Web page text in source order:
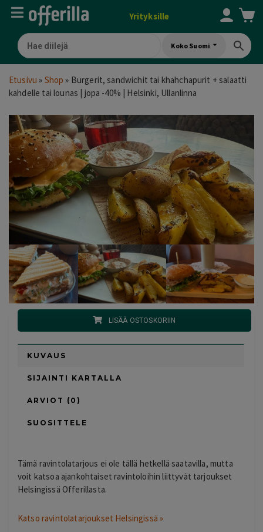
Yrityksille
Koko Suomi
Etusivu » Shop » Burgerit, sandwichit tai khahchapurit + salaatti
kahdelle tai lounas | jopa -40% | Helsinki, Ullanlinna
LISÄÄ OSTOSKORIIN
KUVAUS
SIJAINTI KARTALLA
ARVIOT (0)
SUOSITTELE
Tämä ravintolatarjous ei ole tällä hetkellä saatavilla, mutta
voit katsoa ajankohtaiset ravintoloihin liittyvät tarjoukset
Helsingissä Offerillasta.
Katso ravintolatarjoukset Helsingissä »